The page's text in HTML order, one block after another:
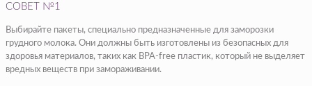
СОВЕТ №1
Выбирайте пакеты, специально предназначенные для заморозки
грудного молока. Они должны быть изготовлены из безопасных для
здоровья материалов, таких как BPA-free пластик, который не выделяет
вредных веществ при замораживании.